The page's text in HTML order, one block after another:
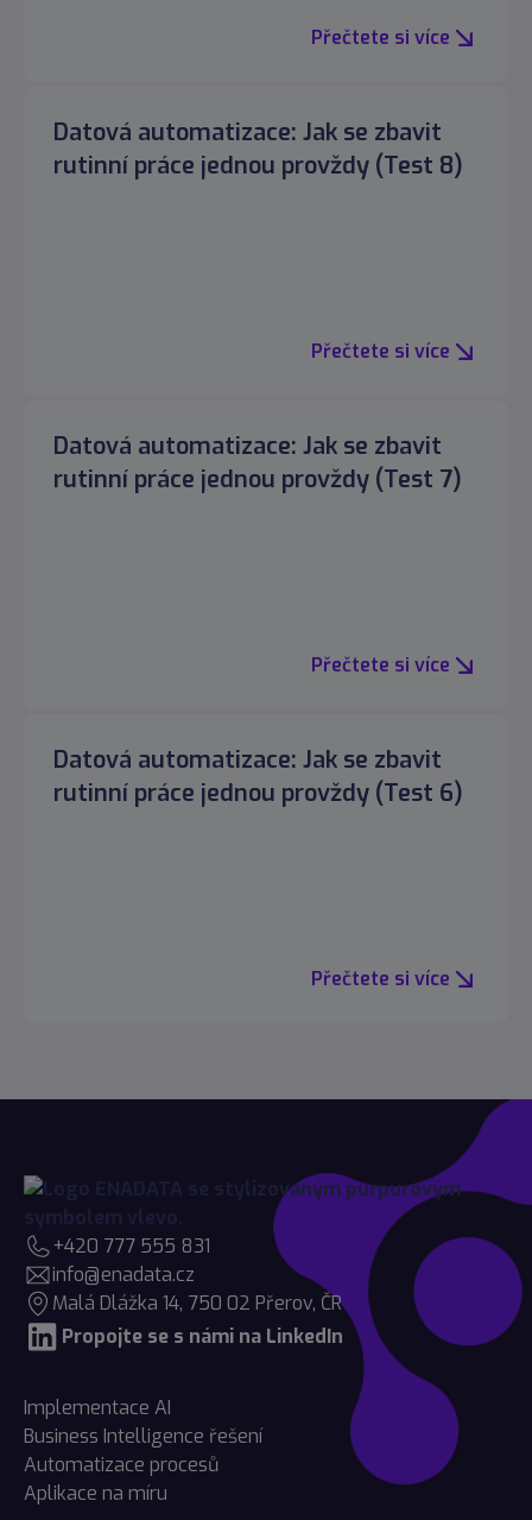
Přečtete si více
Datová automatizace: Jak se zbavit
rutinní práce jednou provždy (Test 8)
Přečtete si více
Datová automatizace: Jak se zbavit
rutinní práce jednou provždy (Test 7)
Přečtete si více
Datová automatizace: Jak se zbavit
rutinní práce jednou provždy (Test 6)
Přečtete si více
+420 777 555 831
info@enadata.cz
Malá Dlážka 14, 750 02 Přerov, ČR
Propojte se s námi na LinkedIn
Implementace AI
Business Intelligence řešení
Automatizace procesů
Aplikace na míru